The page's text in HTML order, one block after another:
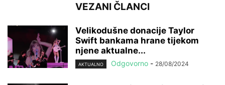
VEZANI ČLANCI
Velikodušne donacije Taylor
Swift bankama hrane tijekom
njene aktualne...
AKTUALNO Odgovorno - 28/08/2024